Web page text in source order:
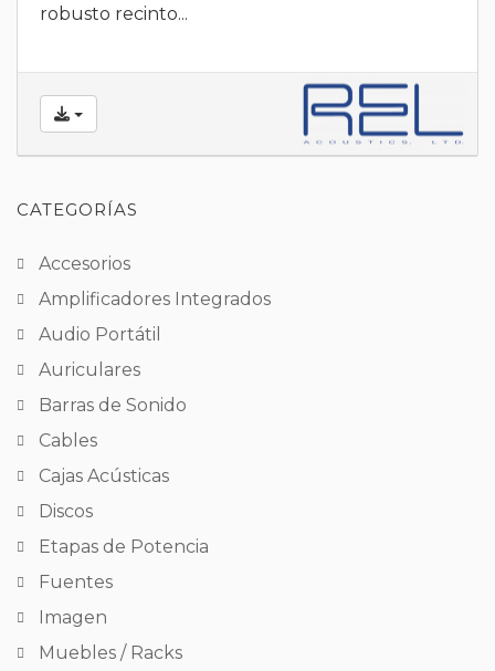
robusto recinto...
CATEGORÍAS
Accesorios
Amplificadores Integrados
Audio Portátil
Auriculares
Barras de Sonido
Cables
Cajas Acústicas
Discos
Etapas de Potencia
Fuentes
Imagen
Muebles / Racks